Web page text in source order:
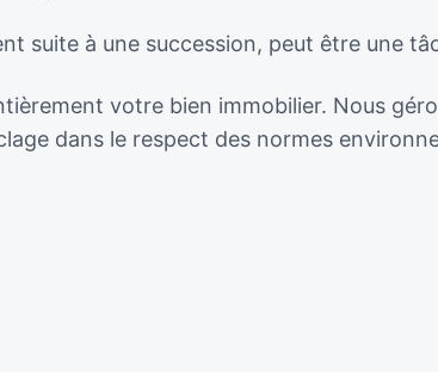
suite à une succession, peut être une
votre bien immobilier. Nous
dans le respect des normes